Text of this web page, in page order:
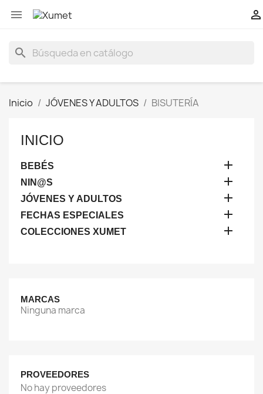
 
search
Inicio JÓVENES Y ADULTOS BISUTERÍA
INICIO
BEBÉS 
NIN@S 
JÓVENES Y ADULTOS 
FECHAS ESPECIALES 
COLECCIONES XUMET 
MARCAS
Ninguna marca
PROVEEDORES
No hay proveedores